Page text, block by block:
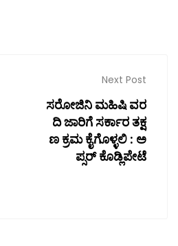
Next Post
ಸರೋಜಿನಿ ಮಹಿಷಿ ವರ
ದಿ ಜಾರಿಗೆ ಸರ್ಕಾರ ತಕ್ಷ
ಣ ಕ್ರಮ ಕೈಗೊಳ್ಳಲಿ : ಅ
ಪ್ಸರ್ ಕೊಡ್ಲಿಪೇಟೆ